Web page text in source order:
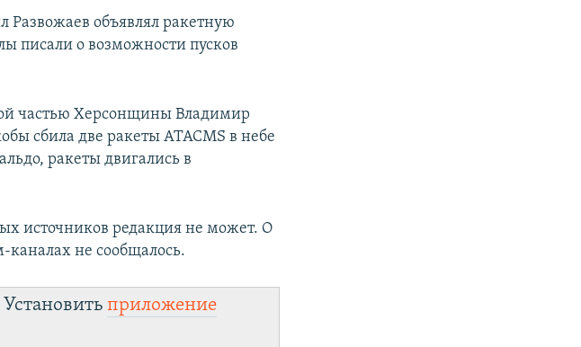
Развожаев объявлял ракетную
писали о возможности пусков
частью Херсонщины Владимир
сбила две ракеты ATACMS в небе
ракеты двигались в
источников редакция не может. О
не сообщалось.
приложение